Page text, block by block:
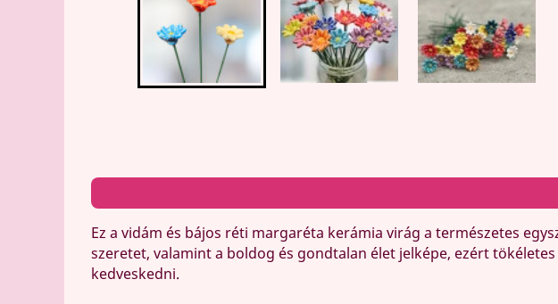
Ez a vidám és bájos réti margaréta kerámia virág a természetes
szeretet, valamint a boldog és gondtalan élet jelképe, ezért
kedveskedni.